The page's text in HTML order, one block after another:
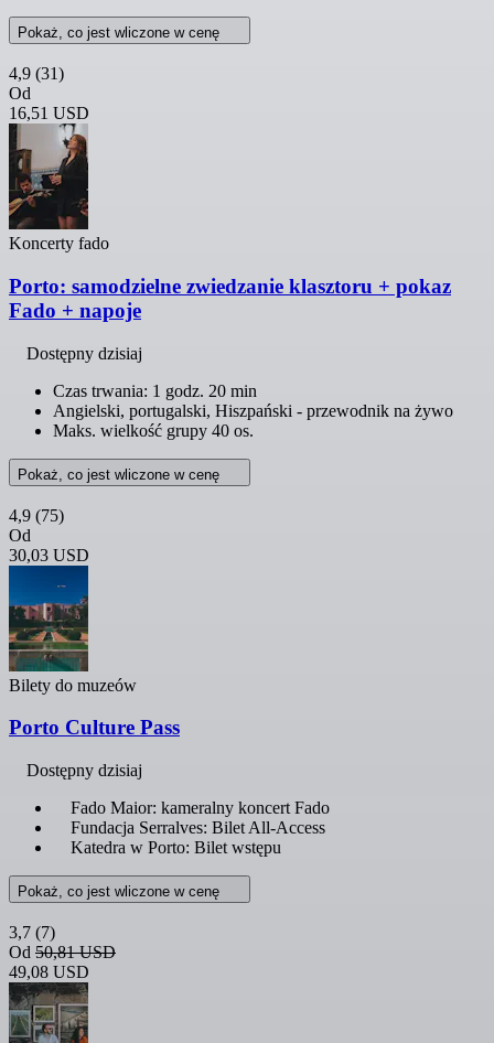
Pokaż, co jest wliczone w cenę
4,9 (31)
Od
16,51 USD
Koncerty fado
Porto: samodzielne zwiedzanie klasztoru + pokaz
Fado + napoje
Dostępny dzisiaj
Czas trwania: 1 godz. 20 min
Angielski, portugalski, Hiszpański - przewodnik na żywo
Maks. wielkość grupy 40 os.
Pokaż, co jest wliczone w cenę
4,9 (75)
Od
30,03 USD
Bilety do muzeów
Porto Culture Pass
Dostępny dzisiaj
Fado Maior: kameralny koncert Fado
Fundacja Serralves: Bilet All-Access
Katedra w Porto: Bilet wstępu
Pokaż, co jest wliczone w cenę
3,7 (7)
Od 50,81 USD
49,08 USD